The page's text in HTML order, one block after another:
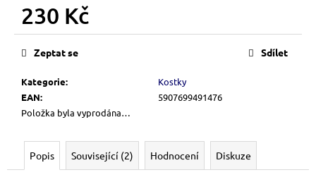
230 Kč
Měrná
Kategorie:
Kostky
EAN:
5907699491476
Položka byla vyprodána…
Zeptat se Sdílet
Popis Související (2) Hodnocení Diskuze
D
o
o
u